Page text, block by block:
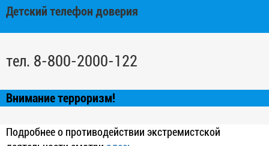
Детский телефон доверия
тел. 8-800-2000-122
Внимание терроризм!
Подробнее о противодействии экстремистской